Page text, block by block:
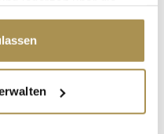
auf das Privacy
Lage
Meter genau sein